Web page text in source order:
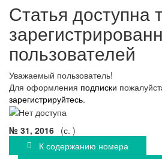
Статья доступна
пользователей
Уважаемый пользователь!
Для оформления подписки
зарегистрируйтесь.
№ 31, 2016 (с. )
К содержанию номера